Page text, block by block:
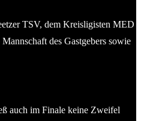
TSV, dem Kreisligisten MED
des Gastgebers sowie
auch im Finale keine Zweifel